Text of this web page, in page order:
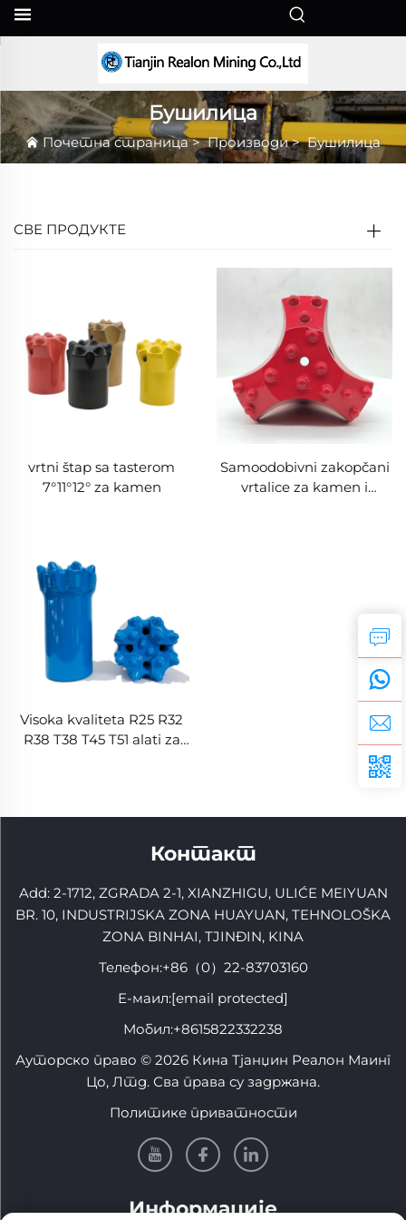
Бушилица
Почетна страница>Производи>Бушилица
СВЕ ПРОДУКТЕ
vrtni štap sa tasterom
7°11°12° za kamen
Samoodobivni zakopčani
vrtalice za kamen i
Visoka kvaliteta R25 R32
R38 T38 T45 T51 alati za
Контакт
Add: 2-1712, ZGRADA 2-1, XIANZHIGU, ULIĆE MEIYUAN
BR. 10, INDUSTRIJSKA ZONA HUAYUAN, TEHNOLOŠKA
ZONA BINHAI, TJINĐIN, KINA
Телефон:+86（0）22-83703160
Е-маил:[email protected]
Мобил:+8615822332238
Ауторско право © 2026 Кина Тјанџин Реалон Маинг
Цо, Лтд. Сва права су задржана.
Политике приватности
Информације